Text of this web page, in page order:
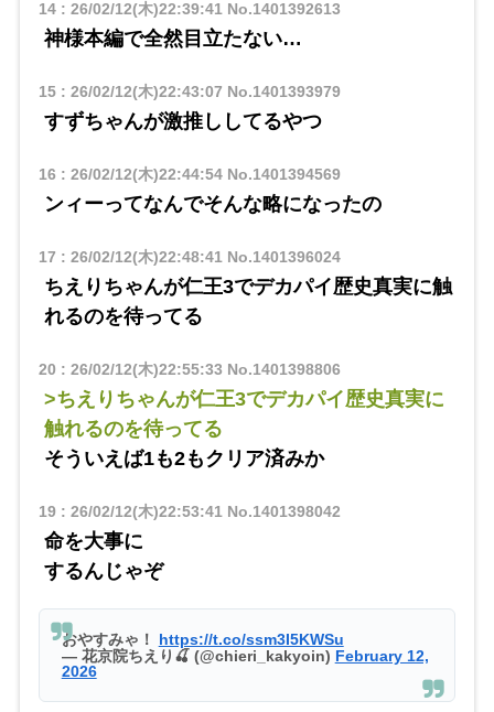
14: 26/02/12(木)22:39:41 No.1401392613
神様本編で全然目立たない…
15: 26/02/12(木)22:43:07 No.1401393979
すずちゃんが激推ししてるやつ
16 : 26/02/12(木)22:44:54No.1401394569
ンィーってなんでそんな略になったの
17 : 26/02/12(木)22:48:41 No.1401396024
ちえりちゃんが仁王3でデカパイ歴史真実に触
れるのを待ってる
20 : 26/02/12(木)22:55:33 No.1401398806
>ちえりちゃんが仁王3でデカパイ歴史真実に
触れるのを待ってる
そういえば1も2もクリア済みか
19: 26/02/12(木)22:53:41 No.1401398042
命を大事に
するんじゃぞ
おやすみゃ！ https://t.co/ssm3I5KWSu
— 花京院ちえり🍒 (@chieri_kakyoin) February 12,
2026